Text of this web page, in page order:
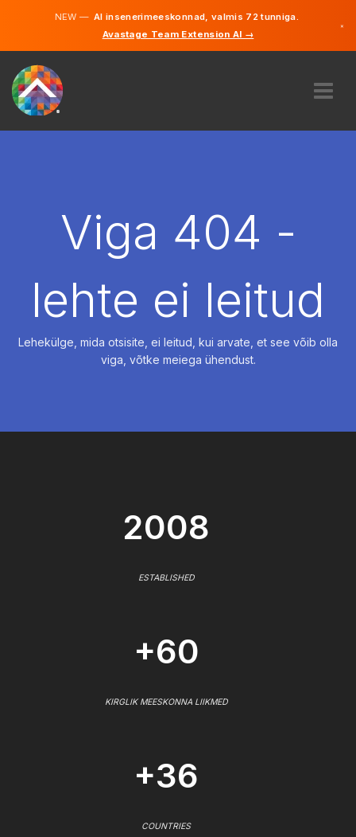
NEW —AI insenerimeeskonnad, valmis 72 tunniga.
Avastage Team Extension AI →
×
PALKAMAViga 404 -
lehte ei leitud
Lehekülge, mida otsisite, ei leitud, kui arvate, et see võib olla
viga, võtke meiega ühendust.
2008
ESTABLISHED
+60
KIRGLIK MEESKONNA LIIKMED
+36
COUNTRIES